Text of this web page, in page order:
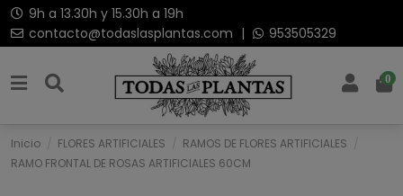
9h a 13.30h y 15.30h a 19h
contacto@todaslasplantas.com | 953505329
0
Inicio FLORES ARTIFICIALES
RAMOS DE FLORES ARTIFICIALES
RAMO FRONTAL DE ROSAS ARTIFICIALES 60CM